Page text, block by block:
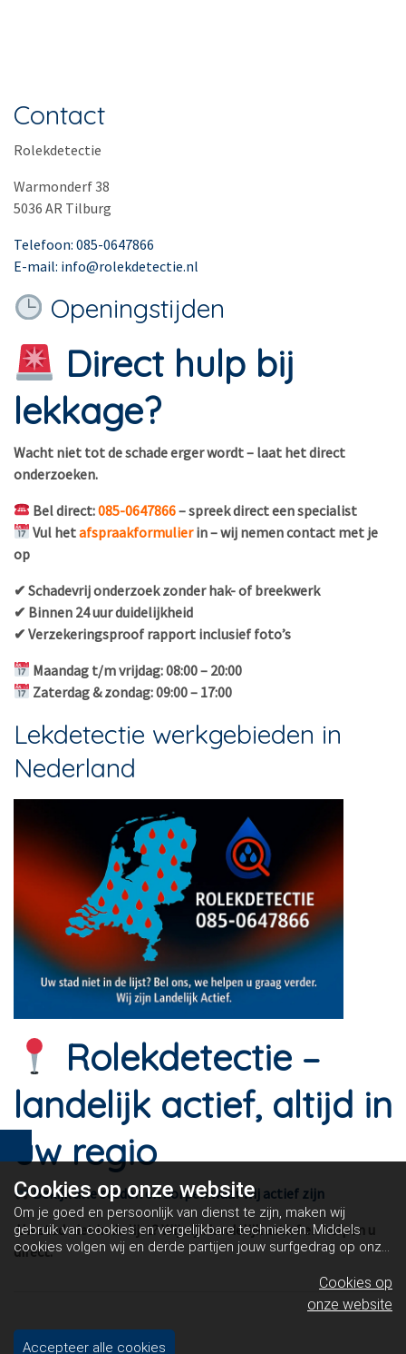
Contact
Rolekdetectie
Warmonderf 38
5036 AR Tilburg
Telefoon: 085-0647866
E-mail: info@rolekdetectie.nl
Openingstijden
Direct hulp bij
lekkage?
Wacht niet tot de schade erger wordt – laat het direct
onderzoeken.
Bel direct:085-0647866– spreek direct een specialist
Vul hetafspraakformulierin – wij nemen contact met je
op
✔ Schadevrij onderzoek zonder hak- of breekwerk
✔ Binnen 24 uur duidelijkheid
✔ Verzekeringsproof rapport inclusief foto’s
Maandag t/m vrijdag: 08:00 – 20:00
Zaterdag & zondag: 09:00 – 17:00
Lekdetectie werkgebieden in
Nederland
Rolekdetectie –
landelijk actief, altijd in
uw regio
Bekijk alle steden en dorpen waar wij actief zijn
Uw stad niet in de lijst? Wij zijn landelijk actief en helpen u
direct.
Cookies oponze website
Om je goed en persoonlijk van dienst te zijn, maken wij
gebruik van cookies en vergelijkbare technieken. Middels
cookies volgen wij en derde partijen jouw surfgedrag op onze
en dit maakt het voor jou mogelijk om informatie te delen via
Cookies op
onze website
Accepteer alle cookies